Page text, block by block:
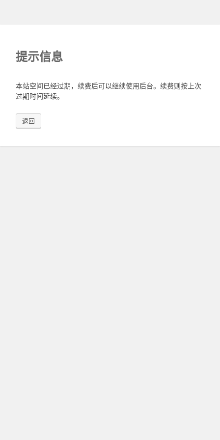
提示信息
本站空间已经过期，续费后可以继续使用后台。续费则按上次
过期时间延续。
返回